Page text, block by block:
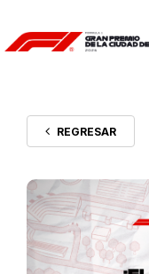
REGRESAR